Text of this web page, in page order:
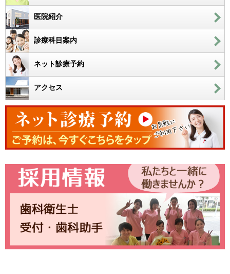
医院紹介
診療科目案内
ネット診療予約
アクセス